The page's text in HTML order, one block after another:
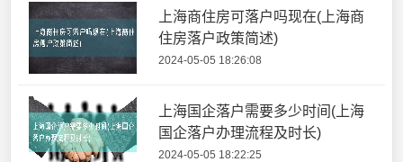
上海商住房可落户吗现在(上海商
住房落户政策简述)
2024-05-05 18:26:08
上海国企落户需要多少时间(上海
国企落户办理流程及时长)
2024-05-05 18:22:25